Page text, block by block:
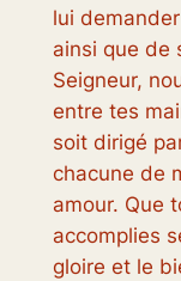
lui
ainsi que de
Seigneur,
entre tes
soit dirigé
chacune de
amour. Que
accomplies
gloire et le